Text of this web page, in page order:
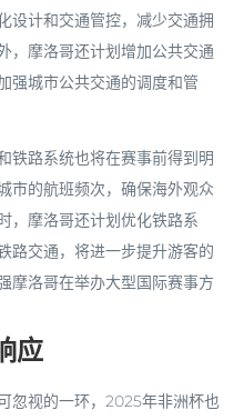
设计和交通管控，减少交通拥
，摩洛哥还计划增加公共交通
强城市公共交通的调度和管
铁路系统也将在赛事前得到明
市的航班频次，确保海外观众
，摩洛哥还计划优化铁路系
路交通，将进一步提升游客的
摩洛哥在举办大型国际赛事方
应
忽视的一环，2025年非洲杯也